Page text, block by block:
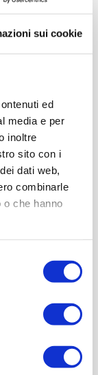
sui cookie
ed
media e per
inoltre
sito con i
dati web,
combinarle
o che hanno